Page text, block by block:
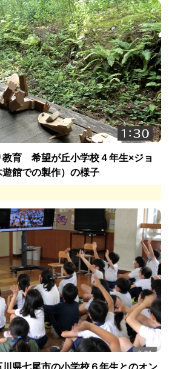
教育 希望が丘小学校４年生×ジョ
館での製作）の様子